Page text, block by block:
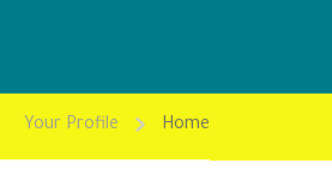
Home
Your Profile